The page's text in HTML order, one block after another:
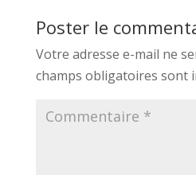
Poster le
Votre adresse e-mail ne
champs obligatoires sont